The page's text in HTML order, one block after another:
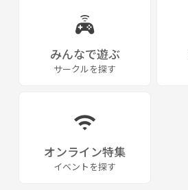
みんなで遊ぶ
サークルを探す
オンライン特集
イベントを探す